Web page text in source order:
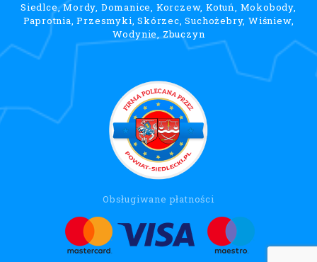
Siedlce, Mordy, Domanice, Korczew, Kotuń, Mokobody,
Paprotnia, Przesmyki, Skórzec, Suchożebry, Wiśniew,
Wodynie, Zbuczyn
Obsługiwane płatności